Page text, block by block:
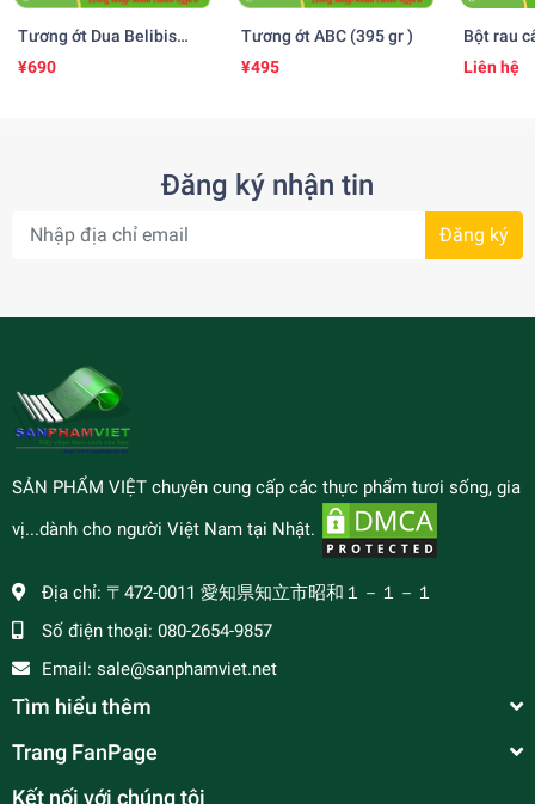
Tương ớt Dua Belibis
(535 ml)
¥690
Tương ớt ABC (395 gr )
¥495
Bột rau
25gr )
Liên hệ
Đăng ký nhận tin
Đăng ký
SẢN PHẨM VIỆT chuyên cung cấp các thực phẩm tươi sống, gia
vị...dành cho người Việt Nam tại Nhật.
Địa chỉ: 〒472-0011 愛知県知立市昭和１－１－１
Số điện thoại: 080-2654-9857
Email: sale@sanphamviet.net
Tìm hiểu thêm
Trang FanPage
Kết nối với chúng tôi